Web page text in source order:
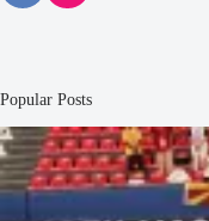
Popular Posts